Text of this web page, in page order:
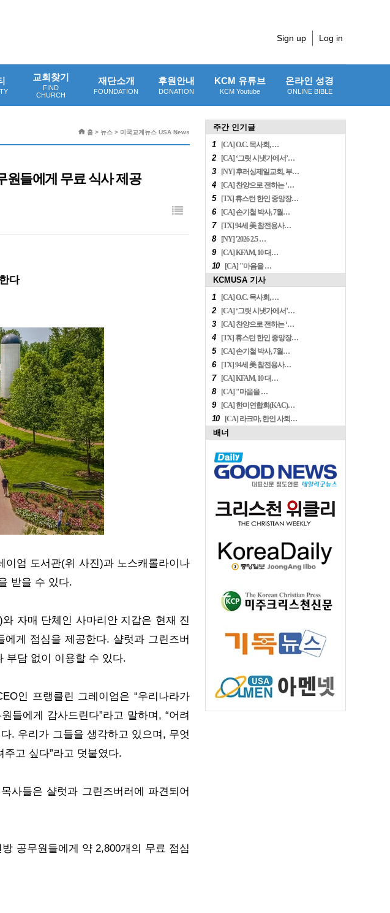
Sign up Log in
교회찾기
FIND
CHURCH
재단소개
FOUNDATION
후원안내
DONATION
KCM 유튜브
KCM Youtube
온라인 성경
ONLINE BIBLE
홈 > 뉴스 > 미국교계뉴스 USA News
원들에게 무료 식사 제공
다
엄 도서관(위 사진)과 노스캐롤라이나
받을 수 있다.
자매 단체인 사마리안 지갑은 현재 진
게 점심을 제공한다. 샬럿과 그린즈버
부담 없이 이용할 수 있다.
인 프랭클린 그레이엄은 “우리나라가
들에게 감사드린다”라고 말하며, “어려
. 우리가 그들을 생각하고 있으며, 무엇
고 싶다”라고 덧붙였다.
사들은 샬럿과 그린즈버러에 파견되어
공무원들에게 약 2,800개의 무료 점심
주간 인기글
1
[CA] O.C. 목사회, …
2 [CA] ‘그릿 시냇가에서’…
3 [NY] 후러싱제일교회, 부…
4 [CA] 찬양으로 전하는 ‘…
5 [TX] 휴스턴 한인 중앙장…
6 [CA] 손기철 박사, 7월…
7 [TX] 94세 美 참전용사…
8 [NY] '2026 2.5 …
9 [CA] KFAM, 10 대…
10 [CA] "마음을 …
KCMUSA 기사
1
[CA] O.C. 목사회, …
2 [CA] ‘그릿 시냇가에서’…
3 [CA] 찬양으로 전하는 ‘…
4 [TX] 휴스턴 한인 중앙장…
5 [CA] 손기철 박사, 7월…
6 [TX] 94세 美 참전용사…
7 [CA] KFAM, 10 대…
8 [CA] "마음을 …
9 [CA] 한미연합회(KAC)…
10 [CA] 라크마, 한인 사회…
배너